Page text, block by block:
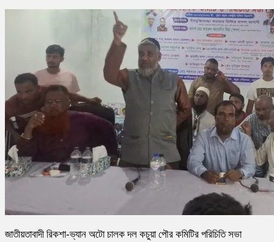
জাতীয়তাবাদী রিকশা-ভ্যান অটো চালক দল কচুয়া পৌর কমিটির পরিচিতি সভা